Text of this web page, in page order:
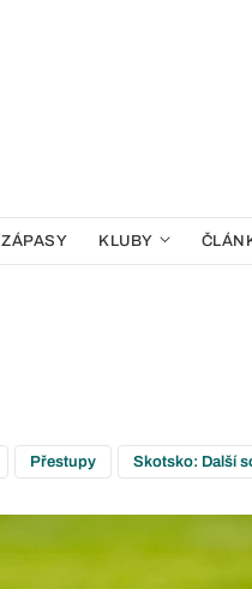
ZÁPASY KLUBY
Přestupy Skotsko: Další